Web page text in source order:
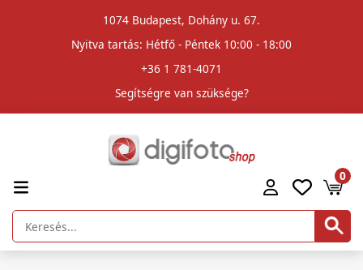
1074 Budapest, Dohány u. 67.
Nyitva tartás: Hétfő - Péntek 10:00 - 18:00
+36 1 781-4071
Segítségre van szüksége?
0